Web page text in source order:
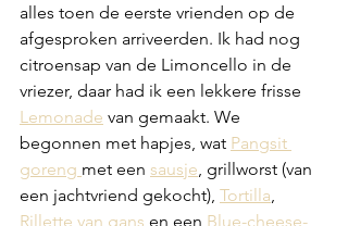
alles toen de eerste vrienden op de
afgesproken arriveerden. Ik had nog
citroensap van de Limoncello in de
vriezer, daar had ik een lekkere frisse
Lemonade van gemaakt. We
begonnen met hapjes, wat Pangsit
goreng met een sausje , grillworst (van
een jachtvriend gekocht), Tortilla
Rillette van gans en een Blue-cheese-